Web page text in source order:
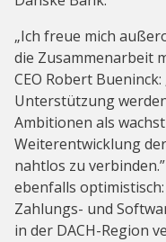
„Ich freue mich
die Zusammenarbeit
CEO Robert
Unterstützung
Ambitionen als
Weiterentwicklung
nahtlos zu
ebenfalls
Zahlungs- und
in der DACH-Region